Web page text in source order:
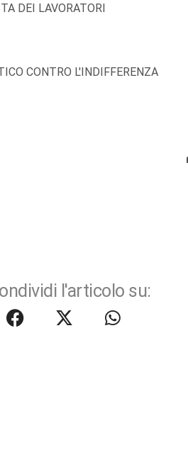
DEI LAVORATORI
CONTRO L'INDIFFERENZA
l'articolo su: